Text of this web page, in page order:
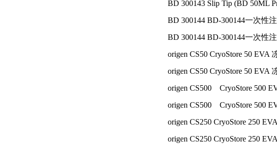
BD 300143 Slip Tip (BD 50ML
BD 300144 BD-300144一次性
BD 300144 BD-300144一次性
origen CS50 CryoStore 50 EVA
origen CS50 CryoStore 50 EVA
origen CS500
origen CS500
origen CS250 CryoStore 250
origen CS250 CryoStore 250